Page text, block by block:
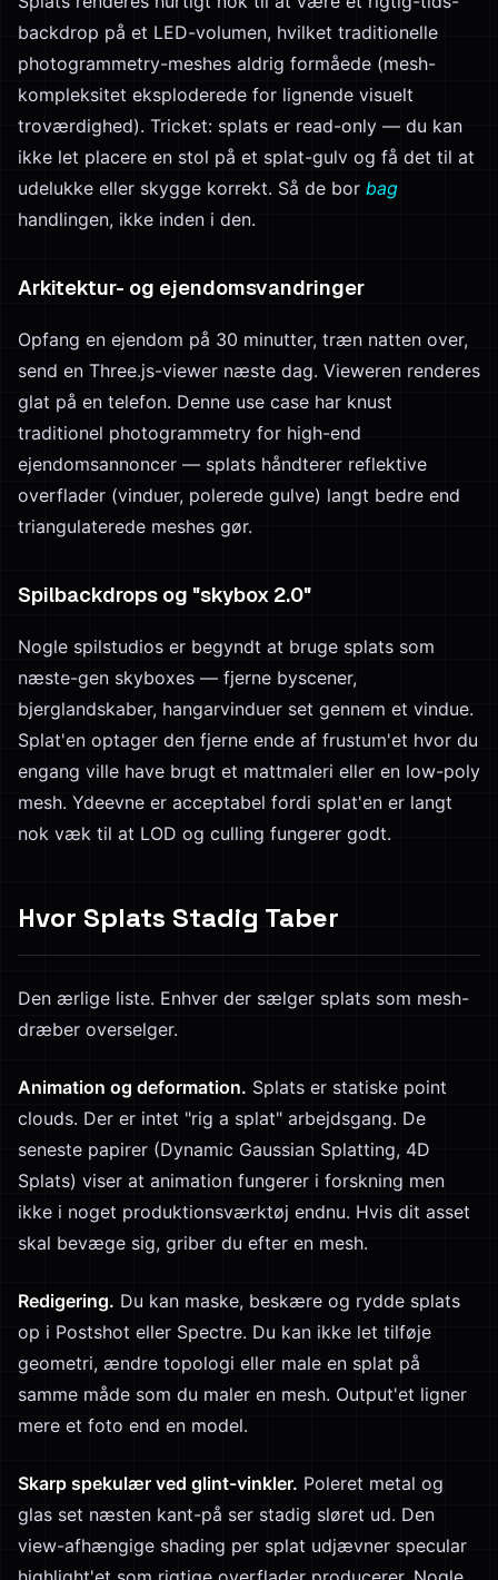
backdrop på et LED-volumen, hvilket traditionelle
photogrammetry-meshes aldrig formåede (mesh-
kompleksitet eksploderede for lignende visuelt
troværdighed). Tricket: splats er read-only — du kan
ikke let placere en stol på et splat-gulv og få det til at
udelukke eller skygge korrekt. Så de bor bag
handlingen, ikke inden i den.
Arkitektur- og ejendomsvandringer
Opfang en ejendom på 30 minutter, træn natten over,
send en Three.js-viewer næste dag. Vieweren renderes
glat på en telefon. Denne use case har knust
traditionel photogrammetry for high-end
ejendomsannoncer — splats håndterer reflektive
overflader (vinduer, polerede gulve) langt bedre end
triangulaterede meshes gør.
Spilbackdrops og "skybox 2.0"
Nogle spilstudios er begyndt at bruge splats som
næste-gen skyboxes — fjerne byscener,
bjerglandskaber, hangarvinduer set gennem et vindue.
Splat'en optager den fjerne ende af frustum'et hvor du
engang ville have brugt et mattmaleri eller en low-poly
mesh. Ydeevne er acceptabel fordi splat'en er langt
nok væk til at LOD og culling fungerer godt.
Hvor Splats Stadig Taber
Den ærlige liste. Enhver der sælger splats som mesh-
dræber overselger.
Animation og deformation. Splats er statiske point
clouds. Der er intet "rig a splat" arbejdsgang. De
seneste papirer (Dynamic Gaussian Splatting, 4D
Splats) viser at animation fungerer i forskning men
ikke i noget produktionsværktøj endnu. Hvis dit asset
skal bevæge sig, griber du efter en mesh.
Redigering. Du kan maske, beskære og rydde splats
op i Postshot eller Spectre. Du kan ikke let tilføje
geometri, ændre topologi eller male en splat på
samme måde som du maler en mesh. Output'et ligner
mere et foto end en model.
Skarp spekulær ved glint-vinkler. Poleret metal og
glas set næsten kant-på ser stadig sløret ud. Den
view-afhængige shading per splat udjævner specular